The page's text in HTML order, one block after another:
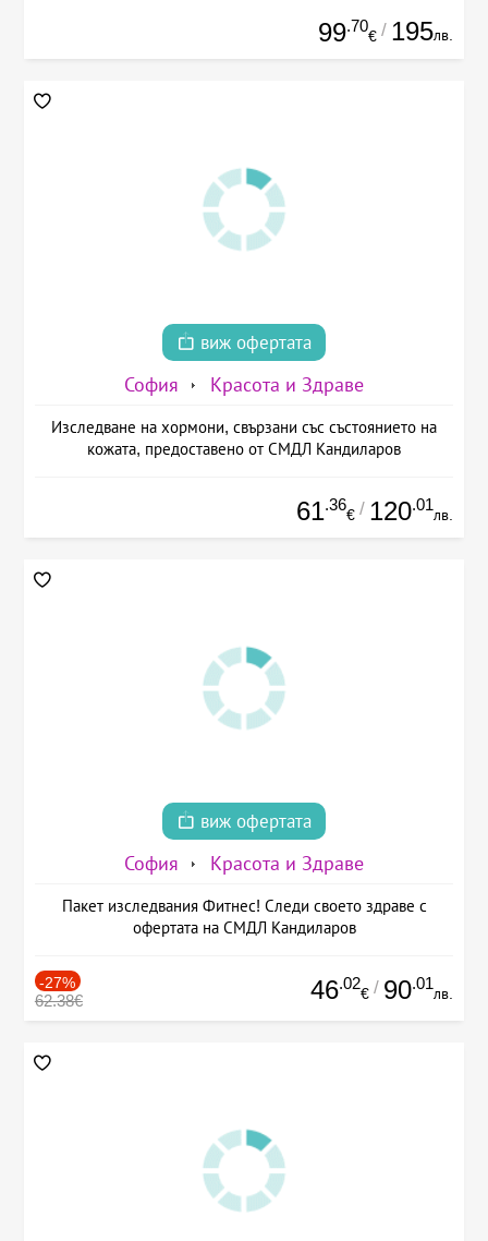
99.70
€ / 195лв.
виж офертата
София Красота и Здраве
Изследване на хормони, свързани със състоянието на
кожата, предоставено от СМДЛ Кандиларов
61.36
€ / 120.01
лв.
виж офертата
София Красота и Здраве
Пакет изследвания Фитнес! Следи своето здраве с
офертата на СМДЛ Кандиларов
-27%
62.38€ 46.02
€ / 90.01
лв.